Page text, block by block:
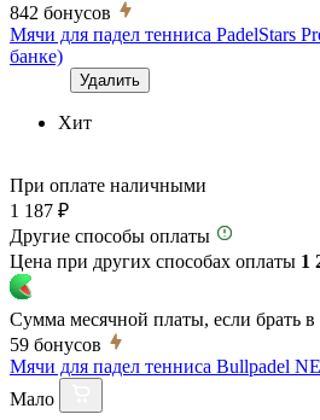
842 бонусов
Мячи для падел тенниса PadelStars
банке)
Удалить
Хит
При оплате наличными
1 187 ₽
Другие способы оплаты
Цена при других способах оплаты 1
Сумма месячной платы, если брать в
59 бонусов
Мячи для падел тенниса Bullpadel
Мало